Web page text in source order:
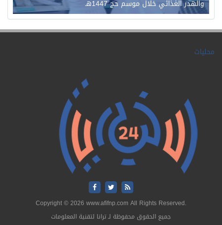
والهدر الغذائي خلال موسم حج 1447هـ
محليات
Copyright © 2026 www.afifnp.com All Rights Reserved.
جميع الحقوق محفوظة لـ ترانا لتقنية المعلومات